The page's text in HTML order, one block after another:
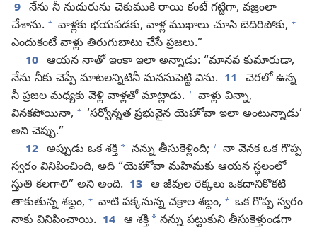
9 నేను నీ నుదురును చెకుముకి రాయి కంటే గట్టిగా, వజ్రంలా
చేశాను. + వాళ్లకు భయపడకు, వాళ్ల ముఖాలు చూసి బెదిరిపోకు, +
ఎందుకంటే వాళ్లు తిరుగుబాటు చేసే ప్రజలు.”
10 ఆయన నాతో ఇంకా ఇలా అన్నాడు: “మానవ కుమారుడా,
నేను నీకు చెప్పే మాటలన్నిటినీ మనసుపెట్టి విను. 11
చెరలో ఉన్న
నీ ప్రజల మధ్యకు వెళ్లి వాళ్లతో మాట్లాడు. + వాళ్లు విన్నా,
వినకపోయినా, +
‘సర్వోన్నత ప్రభువైన యెహోవా ఇలా అంటున్నాడు’
అని చెప్పు.”
12 అప్పుడు ఒక శక్తి * నన్ను తీసుకెళ్లింది; + నా వెనక ఒక గొప్ప
స్వరం వినిపించింది, అది “యెహోవా మహిమకు ఆయన స్థలంలో
స్తుతి కలగాలి” అని అంది. 13 ఆ జీవుల రెక్కలు ఒకదానికొకటి
తాకుతున్న శబ్దం, + వాటి పక్కనున్న చక్రాల శబ్దం, + ఒక గొప్ప స్వరం
నాకు వినిపించాయి. 14 ఆ శక్తి * నన్ను పట్టుకుని తీసుకెళ్తుండగా